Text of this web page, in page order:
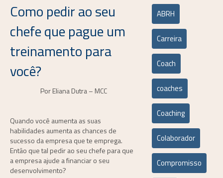
Como pedir ao seu
chefe que pague um
treinamento para
você?
Por Eliana Dutra – MCC
Quando você aumenta as suas
habilidades aumenta as chances de
sucesso da empresa que te emprega.
Então que tal pedir ao seu chefe para que
a empresa ajude a financiar o seu
desenvolvimento?
ABRH
Carreira
Coach
coaches
Coaching
Colaborador
Compromisso